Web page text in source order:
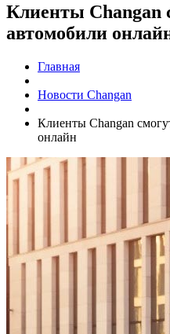
Клиенты Changan
автомобили
Главная
Новости Changan
Клиенты Changan
онлайн